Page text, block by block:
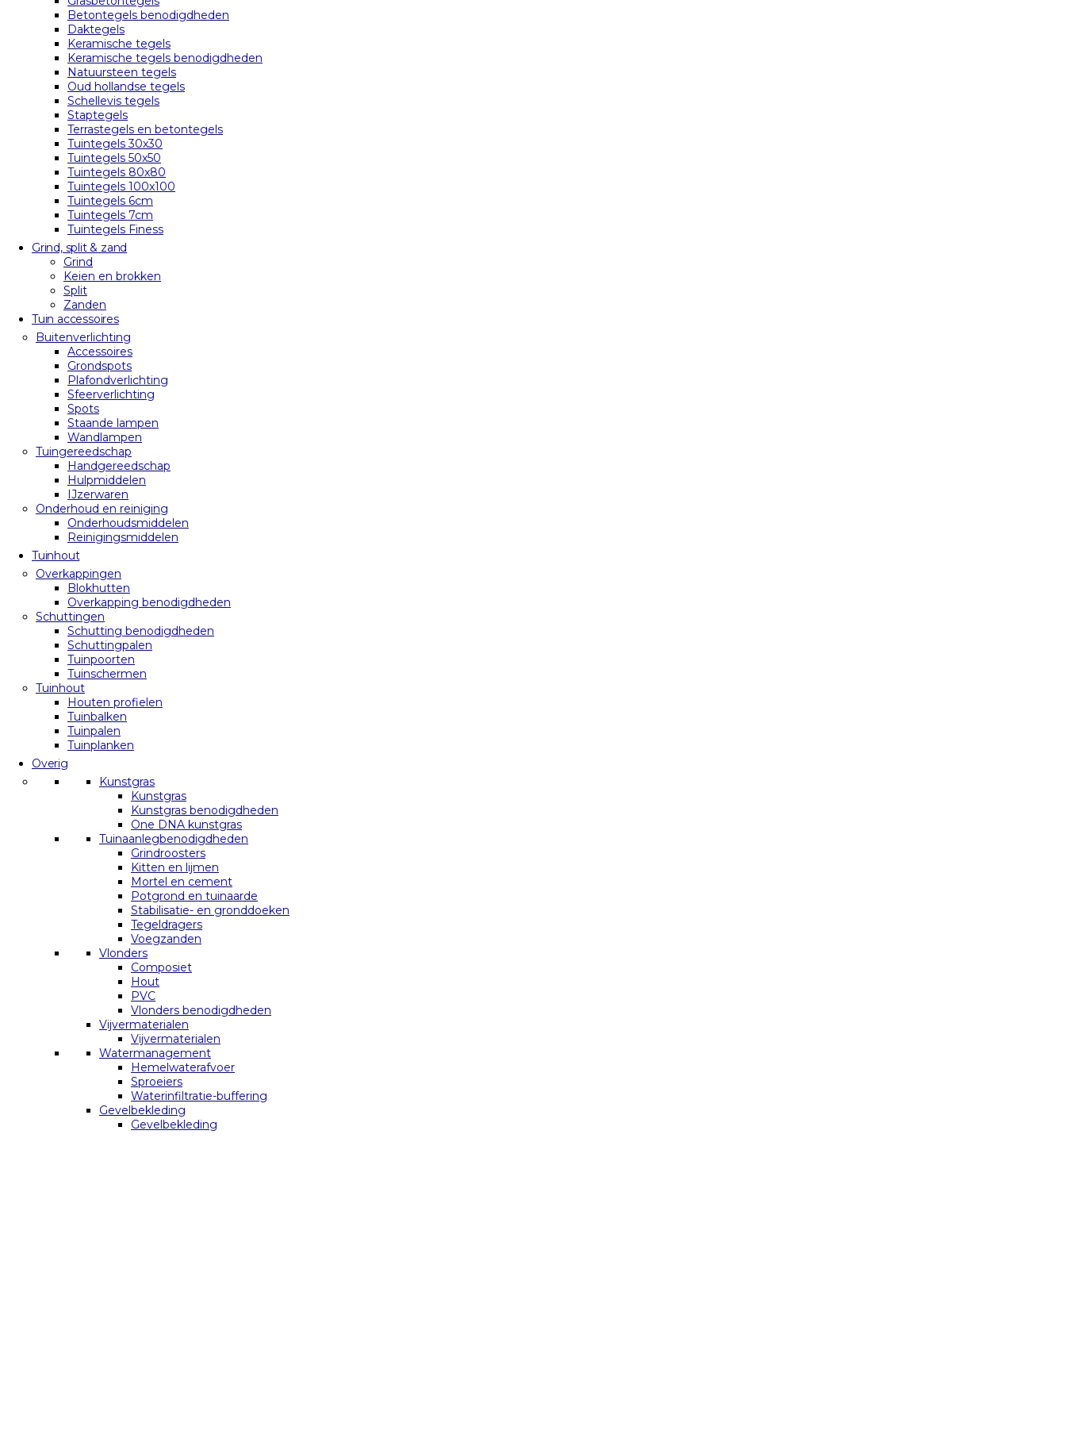
Betontegels benodigdheden
Daktegels
Keramische tegels
Keramische tegels benodigdheden
Natuursteen tegels
Oud hollandse tegels
Schellevis tegels
Staptegels
Terrastegels en betontegels
Tuintegels 30x30
Tuintegels 50x50
Tuintegels 80x80
Tuintegels 100x100
Tuintegels 6cm
Tuintegels 7cm
Tuintegels Finess
Grind, split & zand
Grind
Keien en brokken
Split
Zanden
Tuin accessoires
Buitenverlichting
Accessoires
Grondspots
Plafondverlichting
Sfeerverlichting
Spots
Staande lampen
Wandlampen
Tuingereedschap
Handgereedschap
Hulpmiddelen
IJzerwaren
Onderhoud en reiniging
Onderhoudsmiddelen
Reinigingsmiddelen
Tuinhout
Overkappingen
Blokhutten
Overkapping benodigdheden
Schuttingen
Schutting benodigdheden
Schuttingpalen
Tuinpoorten
Tuinschermen
Tuinhout
Houten profielen
Tuinbalken
Tuinpalen
Tuinplanken
Overig
Kunstgras
Kunstgras
Kunstgras benodigdheden
One DNA kunstgras
Tuinaanlegbenodigdheden
Grindroosters
Kitten en lijmen
Mortel en cement
Potgrond en tuinaarde
Stabilisatie- en gronddoeken
Tegeldragers
Voegzanden
Vlonders
Composiet
Hout
PVC
Vlonders benodigdheden
Vijvermaterialen
Vijvermaterialen
Watermanagement
Hemelwaterafvoer
Sproeiers
Waterinfiltratie-buffering
Gevelbekleding
Gevelbekleding